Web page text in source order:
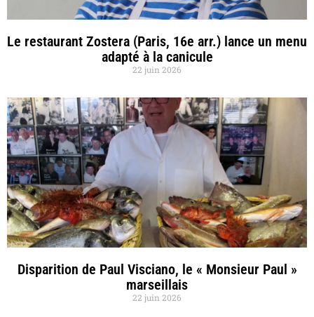
Le restaurant Zostera (Paris, 16e arr.) lance un menu
adapté à la canicule
22 juin 2026
Disparition de Paul Visciano, le « Monsieur Paul »
marseillais
22 juin 2026